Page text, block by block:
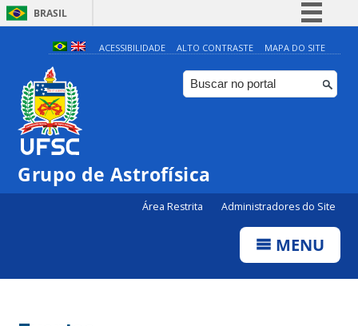
BRASIL
Simplifique!
Comunica BR
Participe
ACESSIBILIDADE ALTO CONTRASTE MAPA DO SITE
Grupo de Astrofísica
Área Restrita Administradores do Site
MENU